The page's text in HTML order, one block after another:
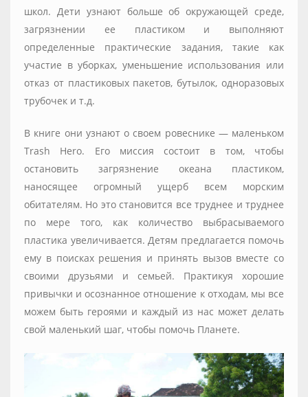
школ. Дети узнают больше об окружающей среде,
загрязнении ее пластиком и выполняют
определенные практические задания, такие как
участие в уборках, уменьшение использования или
отказ от пластиковых пакетов, бутылок, одноразовых
трубочек и т.д.
В книге они узнают о своем ровеснике — маленьком
Trash Hero.
Его миссия состоит в том, чтобы
остановить загрязнение океана пластиком,
наносящее огромный ущерб всем морским
обитателям. Но это становится все труднее и труднее
по мере того, как количество выбрасываемого
пластика увеличивается. Детям предлагается помочь
ему в поисках решения и принять вызов вместе со
своими друзьями и семьей.
Практикуя хорошие
привычки и осознанное отношение к отходам, мы все
можем быть героями и каждый из нас может делать
свой маленький шаг, чтобы помочь Планете.